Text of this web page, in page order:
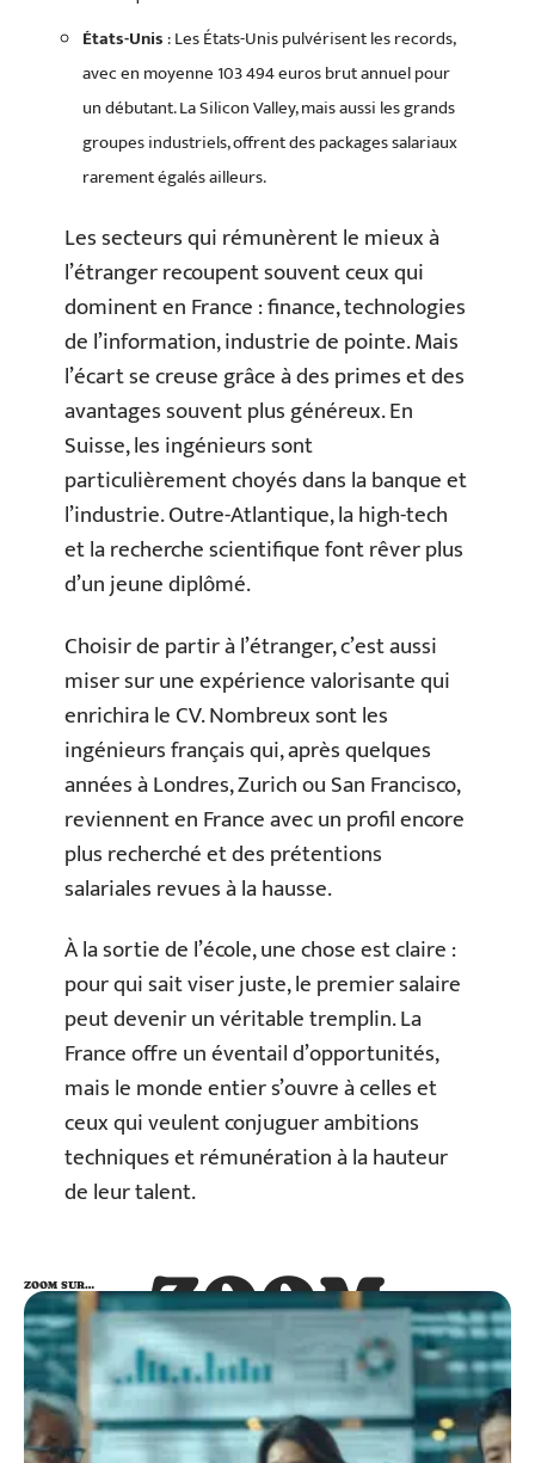
États-Unis: Les États-Unis pulvérisent les records,
avec en moyenne 103 494 euros brut annuel pour
un débutant. La Silicon Valley, mais aussi les grands
groupes industriels, offrent des packages salariaux
rarement égalés ailleurs.
Les secteurs qui rémunèrent le mieux à
l’étranger recoupent souvent ceux qui
dominent en France : finance, technologies
de l’information, industrie de pointe. Mais
l’écart se creuse grâce à des primes et des
avantages souvent plus généreux. En
Suisse, les ingénieurs sont
particulièrement choyés dans la banque et
l’industrie. Outre-Atlantique, la high-tech
et la recherche scientifique font rêver plus
d’un jeune diplômé.
Choisir de partir à l’étranger, c’est aussi
miser sur une expérience valorisante qui
enrichira le CV. Nombreux sont les
ingénieurs français qui, après quelques
années à Londres, Zurich ou San Francisco,
reviennent en France avec un profil encore
plus recherché et des prétentions
salariales revues à la hausse.
À la sortie de l’école, une chose est claire :
pour qui sait viser juste, le premier salaire
peut devenir un véritable tremplin. La
France offre un éventail d’opportunités,
mais le monde entier s’ouvre à celles et
ceux qui veulent conjuguer ambitions
techniques et rémunération à la hauteur
de leur talent.
ZOOM
SUR…
ZOOM SUR…